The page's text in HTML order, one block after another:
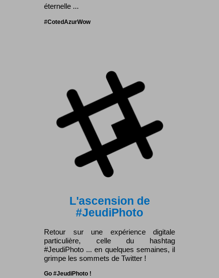
éternelle ...
#CotedAzurWow
L'ascension de
#JeudiPhoto
Retour sur une expérience digitale
particulière, celle du hashtag
#JeudiPhoto ... en quelques semaines, il
grimpe les sommets de Twitter !
Go #JeudiPhoto !